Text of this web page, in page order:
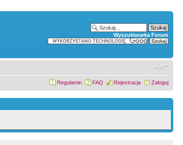
Wyszukiwarka Forum
Regulamin FAQ Rejestracja Zaloguj